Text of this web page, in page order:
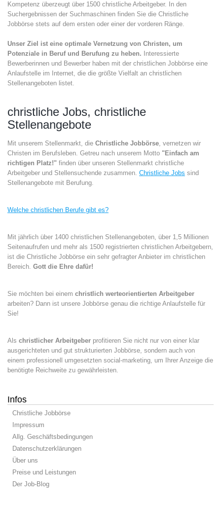
Kompetenz überzeugt über 1500 christliche Arbeitgeber. In den
Suchergebnissen der Suchmaschinen finden Sie die Christliche
Jobbörse stets auf dem ersten oder einer der vorderen Ränge.
Unser Ziel ist eine optimale Vernetzung von Christen, um
Potenziale in Beruf und Berufung zu heben. Interessierte
Bewerberinnen und Bewerber haben mit der christlichen Jobbörse eine
Anlaufstelle im Internet, die die größte Vielfalt an christlichen
Stellenangeboten listet.
christliche Jobs, christliche
Stellenangebote
Mit unserem Stellenmarkt, die Christliche Jobbörse, vernetzen wir
Christen im Berufsleben. Getreu nach unserem Motto "Einfach am
richtigen Platz!" finden über unseren Stellenmarkt christliche
Arbeitgeber und Stellensuchende zusammen. Christliche Jobs sind
Stellenangebote mit Berufung.
Welche christlichen Berufe gibt es?
Mit jährlich über 1400 christlichen Stellenangeboten, über 1,5 Millionen
Seitenaufrufen und mehr als 1500 registrierten christlichen Arbeitgebern,
ist die Christliche Jobbörse ein sehr gefragter Anbieter im christlichen
Bereich. Gott die Ehre dafür!
Sie möchten bei einem christlich werteorientierten Arbeitgeber
arbeiten? Dann ist unsere Jobbörse genau die richtige Anlaufstelle für
Sie!
Als christlicher Arbeitgeber profitieren Sie nicht nur von einer klar
ausgerichteten und gut strukturierten Jobbörse, sondern auch von
einem professionell umgesetzten social-marketing, um Ihrer Anzeige die
benötigte Reichweite zu gewährleisten.
Infos
Christliche Jobbörse
Impressum
Allg. Geschäftsbedingungen
Datenschutzerklärungen
Über uns
Preise und Leistungen
Der Job-Blog